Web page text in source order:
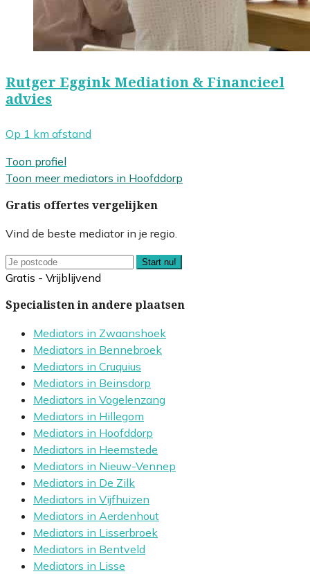
Rutger Eggink Mediation & Financieel
advies
Op 1 km afstand
Toon profiel
Toon meer mediators in Hoofddorp
Gratis offertes vergelijken
Vind de beste mediator in je regio.
Start nu!
Gratis - Vrijblijvend
Specialisten in andere plaatsen
Mediators in Zwaanshoek
Mediators in Bennebroek
Mediators in Cruquius
Mediators in Beinsdorp
Mediators in Vogelenzang
Mediators in Hillegom
Mediators in Hoofddorp
Mediators in Heemstede
Mediators in Nieuw-Vennep
Mediators in De Zilk
Mediators in Vijfhuizen
Mediators in Aerdenhout
Mediators in Lisserbroek
Mediators in Bentveld
Mediators in Lisse